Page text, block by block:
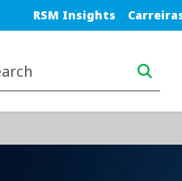
Blue top nav
RSM Insights